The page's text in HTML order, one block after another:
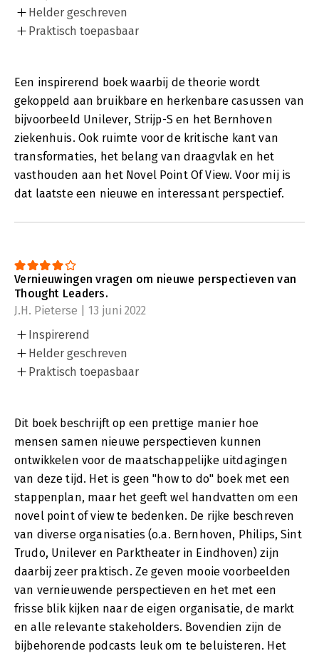
Helder geschreven
Praktisch toepasbaar
Een inspirerend boek waarbij de theorie wordt
gekoppeld aan bruikbare en herkenbare casussen van
bijvoorbeeld Unilever, Strijp-S en het Bernhoven
ziekenhuis. Ook ruimte voor de kritische kant van
transformaties, het belang van draagvlak en het
vasthouden aan het Novel Point Of View. Voor mij is
dat laatste een nieuwe en interessant perspectief.
Vernieuwingen vragen om nieuwe perspectieven van
Thought Leaders.
J.H. Pieterse | 13 juni 2022
Inspirerend
Helder geschreven
Praktisch toepasbaar
Dit boek beschrijft op een prettige manier hoe
mensen samen nieuwe perspectieven kunnen
ontwikkelen voor de maatschappelijke uitdagingen
van deze tijd. Het is geen "how to do" boek met een
stappenplan, maar het geeft wel handvatten om een
novel point of view te bedenken. De rijke beschreven
van diverse organisaties (o.a. Bernhoven, Philips, Sint
Trudo, Unilever en Parktheater in Eindhoven) zijn
daarbij zeer praktisch. Ze geven mooie voorbeelden
van vernieuwende perspectieven en het met een
frisse blik kijken naar de eigen organisatie, de markt
en alle relevante stakeholders. Bovendien zijn de
bijbehorende podcasts leuk om te beluisteren. Het